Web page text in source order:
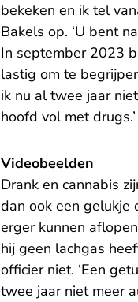
bekeken en ik tel
Bakels op. ‘U bent
In september 2023
lastig om te
ik nu al twee jaar
hoofd vol met drugs.’
Videobeelden
Drank en cannabis
dan ook een gelukje
erger kunnen
hij geen lachgas
officier niet. ‘Een
twee jaar niet meer